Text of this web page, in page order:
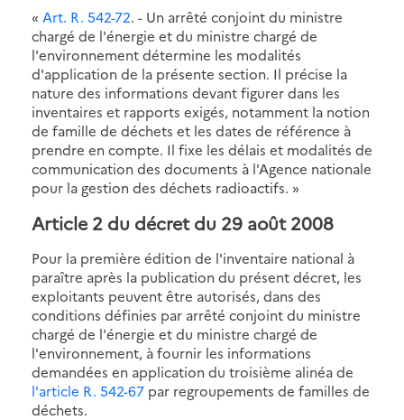
« Art. R. 542-72. - Un arrêté conjoint du ministre
chargé de l'énergie et du ministre chargé de
l'environnement détermine les modalités
d'application de la présente section. Il précise la
nature des informations devant figurer dans les
inventaires et rapports exigés, notamment la notion
de famille de déchets et les dates de référence à
prendre en compte. Il fixe les délais et modalités de
communication des documents à l'Agence nationale
pour la gestion des déchets radioactifs. »
Article 2 du décret du 29 août 2008
Pour la première édition de l'inventaire national à
paraître après la publication du présent décret, les
exploitants peuvent être autorisés, dans des
conditions définies par arrêté conjoint du ministre
chargé de l'énergie et du ministre chargé de
l'environnement, à fournir les informations
demandées en application du troisième alinéa de
l'article R. 542-67 par regroupements de familles de
déchets.